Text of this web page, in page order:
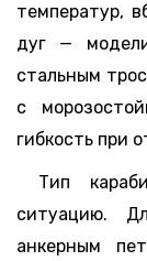
температур,
дуг —
стальным
с
гибкость при
Тип
ситуацию.
анкерным